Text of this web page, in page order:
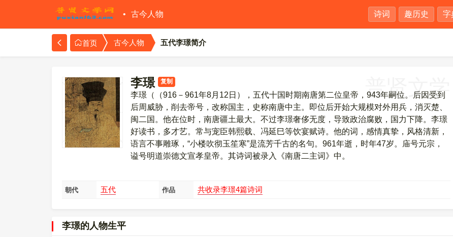
古今人物 诗词 趣历史 字
首页 古今人物 五代李璟简介
李璟 复制
李璟（（916－961年8月12日），五代十国时期南唐第二位皇帝，943年嗣位。后因受到
后周威胁，削去帝号，改称国主，史称南唐中主。即位后开始大规模对外用兵，消灭楚、
闽二国。他在位时，南唐疆土最大。不过李璟奢侈无度，导致政治腐败，国力下降。李璟
好读书，多才艺。常与宠臣韩熙载、冯延巳等饮宴赋诗。他的词，感情真挚，风格清新，
语言不事雕琢，“小楼吹彻玉笙寒”是流芳千古的名句。961年逝，时年47岁。庙号元宗，
谥号明道崇德文宣孝皇帝。其诗词被录入《南唐二主词》中。
普贤文学
朝代 五代 作品 共收录李璟4篇诗词
李璟的人物生平